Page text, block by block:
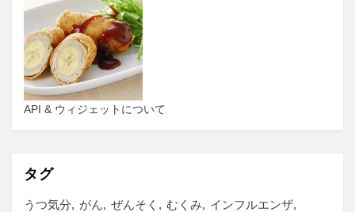
API & ウィジェットについて
タグ
うつ気分 がん ぜんそく むくみ
インフルエンザ